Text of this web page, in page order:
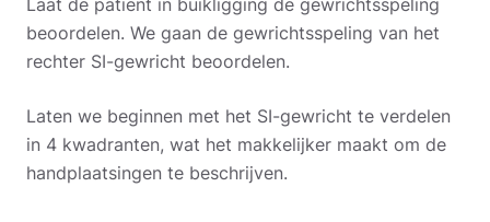
Laat de patiënt in buikligging de gewrichtsspeling
beoordelen. We gaan de gewrichtsspeling van het
rechter SI-gewricht beoordelen.
Laten we beginnen met het SI-gewricht te verdelen
in 4 kwadranten, wat het makkelijker maakt om de
handplaatsingen te beschrijven.